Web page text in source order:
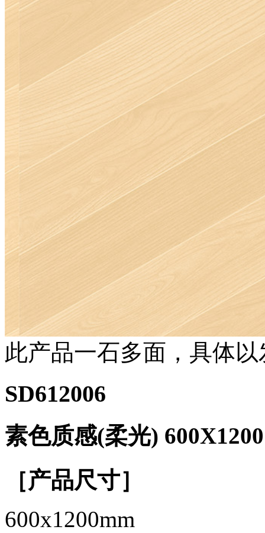
此产品一石多面，具体
SD612006
素色质感(柔光) 600X1200
［产品尺寸］
600x1200mm